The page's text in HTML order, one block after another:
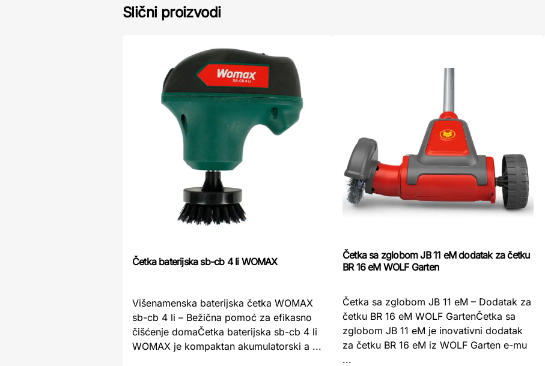
Slični proizvodi
Četka baterijska sb-cb 4 li WOMAX
Višenamenska baterijska četka WOMAX
sb-cb 4 li – Bežična pomoć za efikasno
čišćenje domaČetka baterijska sb-cb 4 li
WOMAX je kompaktan akumulatorski a ...
Četka sa zglobom JB 11 eM dodatak za četku
BR 16 eM WOLF Garten
Četka sa zglobom JB 11 eM – Dodatak za
četku BR 16 eM WOLF GartenČetka sa
zglobom JB 11 eM je inovativni dodatak
za četku BR 16 eM iz WOLF Garten e-mu
...